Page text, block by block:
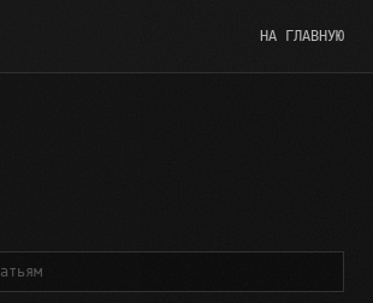
НА ГЛАВНУЮ